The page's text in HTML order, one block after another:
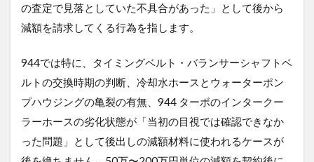
の査定で見落としていた不具合があった」として後から
減額を請求してくる行為を指します。
944では特に、タイミングベルト・バランサーシャフトベ
ルトの交換時期の判断、冷却水ホースとウォーターポン
プハウジングの亀裂の有無、944 ターボのインタークー
ラーホースの劣化状態が「当初の目視では確認できなか
った問題」として後出しの減額材料に使われるケースが